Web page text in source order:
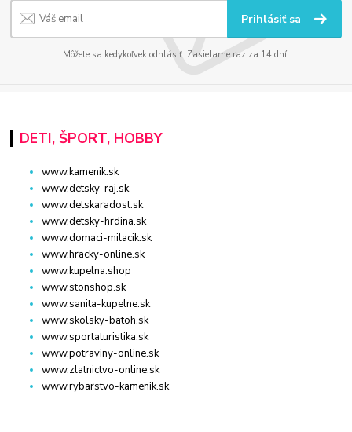
Prihlásiť sa
Môžete sa kedykoľvek odhlásiť. Zasielame raz za 14 dní.
DETI, ŠPORT, HOBBY
www.kamenik.sk
www.detsky-raj.sk
www.detskaradost.sk
www.detsky-hrdina.sk
www.domaci-milacik.sk
www.hracky-online.sk
www.kupelna.shop
www.stonshop.sk
www.sanita-kupelne.sk
www.skolsky-batoh.sk
www.sportaturistika.sk
www.potraviny-online.sk
www.zlatnictvo-online.sk
www.rybarstvo-kamenik.sk